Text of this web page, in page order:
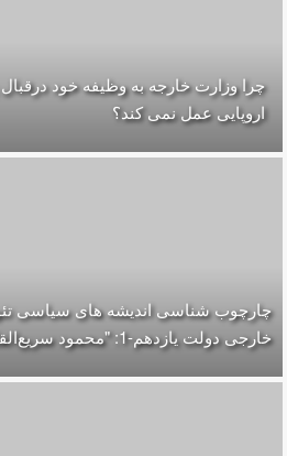
چرا وزارت خارجه به وظیفه خود درقبال
اروپایی عمل نمی کند؟
چارچوب شناسی اندیشه های سیاسی
خارجی دولت یازدهم-1: "محمود سریع‌القلم‌"